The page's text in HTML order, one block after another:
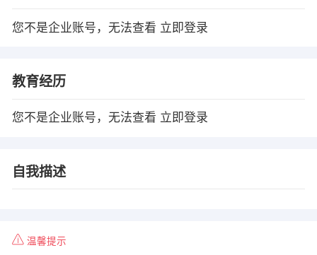
您不是企业账号，无法查看 立即登录
教育经历
您不是企业账号，无法查看 立即登录
自我描述
温馨提示